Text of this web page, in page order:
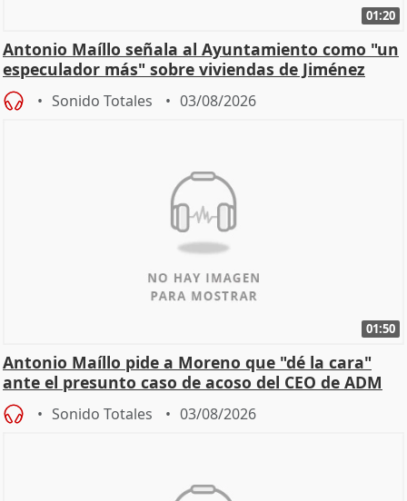
01:20
Antonio Maíllo señala al Ayuntamiento como "un
especulador más" sobre viviendas de Jiménez
Becerril
Sonido Totales 03/08/2026
01:50
Antonio Maíllo pide a Moreno que "dé la cara"
ante el presunto caso de acoso del CEO de ADM
Sonido Totales 03/08/2026